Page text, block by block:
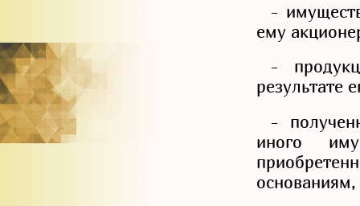
-
ему
-
результате
-
иного